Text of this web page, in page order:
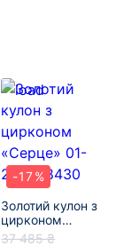
-17%
Золотий кулон з
цирконом
«Серце» 01-
37 485 ₴